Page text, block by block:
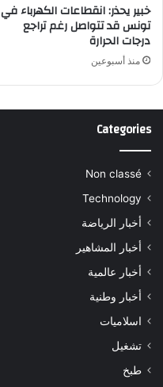
خبير يحذر: انقطاعات الكهرباء في
تونس قد تتواصل رغم تراجع
درجات الحرارة
منذ أسبوعين
Categories
Non classé
Technology
أخبار الرياضة
أخبار المشاهير
أخبار عالمية
أخبار وطنية
اسلاميات
تشغيل
طبخ